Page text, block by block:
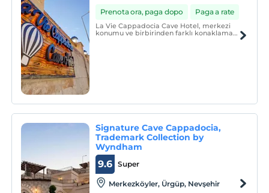
Prenota ora, paga dopo
Paga a rate
La Vie Cappadocia Cave Hotel, merkezi
konumu ve birbirinden farklı konaklama
Signature Cave Cappadocia,
Trademark Collection by
Wyndham
Super
9.6
Merkezköyler, Ürgüp, Nevşehir